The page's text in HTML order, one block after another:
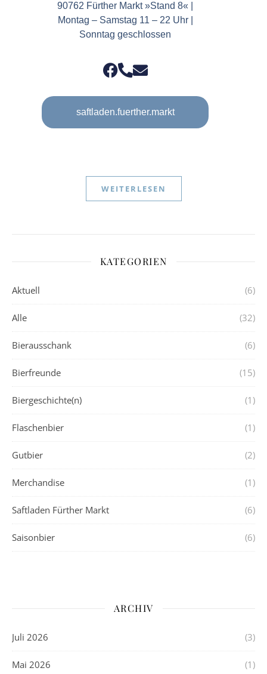
90762 Fürther Markt »Stand 8« |
Montag – Samstag 11 – 22 Uhr |
Sonntag geschlossen
saftladen.fuerther.markt
WEITERLESEN
KATEGORIEN
Aktuell (6)
Alle (32)
Bierausschank (6)
Bierfreunde (15)
Biergeschichte(n) (1)
Flaschenbier (1)
Gutbier (2)
Merchandise (1)
Saftladen Fürther Markt (6)
Saisonbier (6)
ARCHIV
Juli 2026 (3)
Mai 2026 (1)